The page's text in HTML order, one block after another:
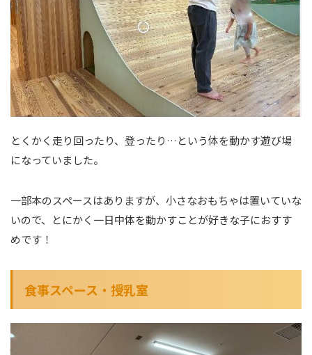
とくかく走り回ったり、登ったり…という体を動かす遊び場
になっていました。
一部本のスペースはありますが、小さなおもちゃは置いていな
いので、とにかく一日中体を動かすことが好きな子におすす
めです！
食事スペース・授乳室